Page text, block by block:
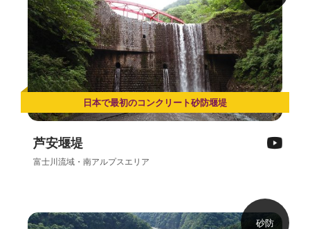
日本で最初のコンクリート砂防堰堤
芦安堰堤
富士川流域・南アルプスエリア
砂防